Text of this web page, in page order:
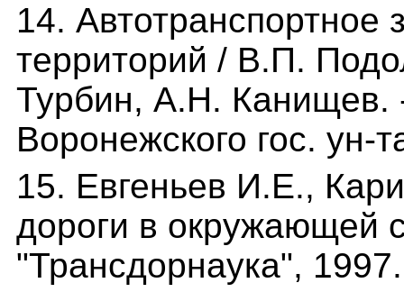
14. Автотранспортное
территорий / В.П.
Турбин, А.Н. Канищев.
Воронежского гос. ун-
15. Евгеньев И.Е.,
дороги в
"Трансдорнаука",